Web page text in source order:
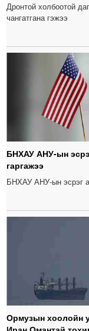
Дронтой холбоотой
чангатгана гэжээ
БНХАУ АНУ-ын
гаргажээ
БНХАУ АНУ-ын эсрэг
Ормузын хоолойн